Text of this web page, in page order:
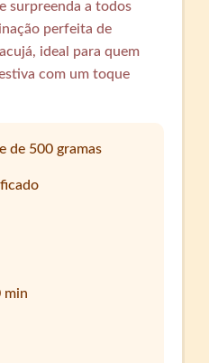
surpreenda a todos
perfeita de
ideal para quem
com um toque
de 500 gramas
min